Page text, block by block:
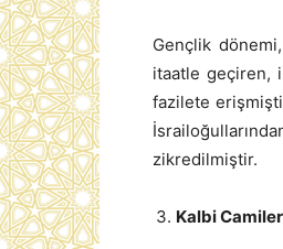
Gençlik
itaatle geçiren,
fazilete
zikredilmiştir.
Kalbi